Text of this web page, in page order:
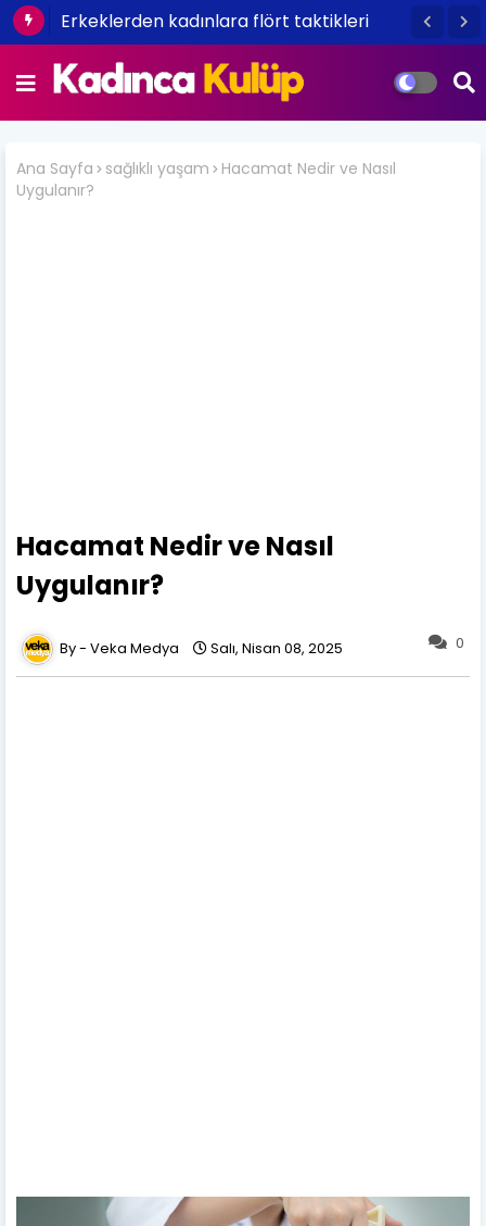
Erkeklerden kadınlara flört taktikleri
Ana Sayfa sağlıklı yaşam
Hacamat Nedir ve Nasıl
Uygulanır?
Hacamat Nedir ve Nasıl
Uygulanır?
0
Veka Medya Salı, Nisan 08, 2025